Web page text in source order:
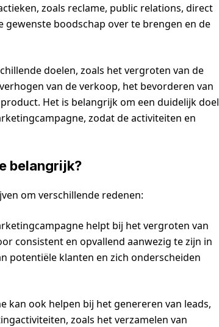
zoals reclame, public relations, direct
gewenste boodschap over te brengen en de
doelen, zoals het vergroten van de
van de verkoop, het bevorderen van
Het is belangrijk om een duidelijk doel
zodat de activiteiten en
belangrijk?
om verschillende redenen:
helpt bij het vergroten van
consistent en opvallend aanwezig te zijn in
potentiële klanten en zich onderscheiden
kan ook helpen bij het genereren van leads,
zoals het verzamelen van